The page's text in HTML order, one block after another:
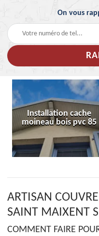
On vous
Installation cache
moineau bois pvc 85
ARTISAN
SAINT MAIXENT
COMMENT FAIRE